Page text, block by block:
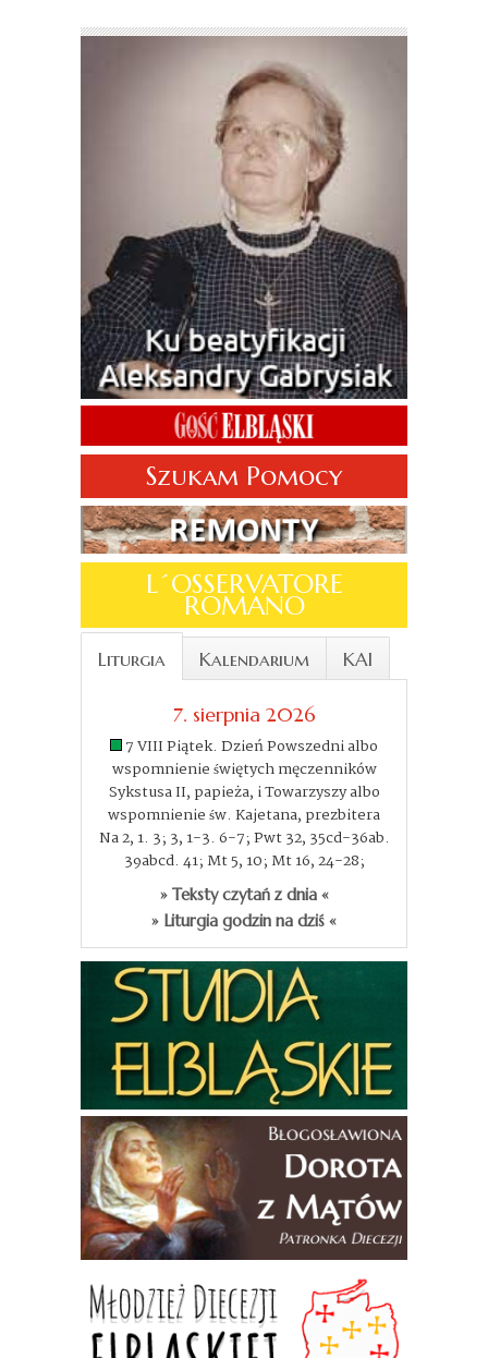
Szukam Pomocy
L´OSSERVATORE
ROMANO
Liturgia Kalendarium KAI
7. sierpnia 2026
7 VIII Piątek. Dzień Powszedni albo
wspomnienie świętych męczenników
Sykstusa II, papieża, i Towarzyszy albo
wspomnienie św. Kajetana, prezbitera
Na 2, 1. 3; 3, 1-3. 6-7; Pwt 32, 35cd-36ab.
39abcd. 41; Mt 5, 10; Mt 16, 24-28;
» Teksty czytań z dnia «
» Liturgia godzin na dziś «